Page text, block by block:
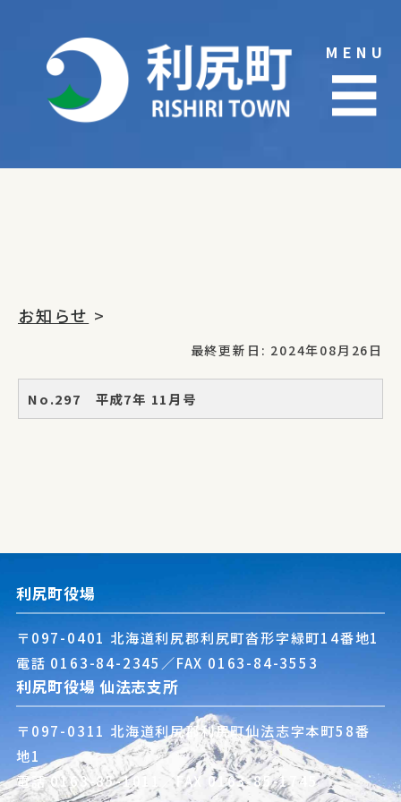
content
MENU
☰
お知らせ >
最終更新日: 2024年08月26日
No.297 平成7年 11月号
利尻町役場
〒097-0401 北海道利尻郡利尻町沓形字緑町14番地1
電話 0163-84-2345 ／FAX 0163-84-3553
利尻町役場 仙法志支所
〒097-0311 北海道利尻郡利尻町仙法志字本町58番
地1
電話0163-85-1011 ／FAX 0163-85-1745